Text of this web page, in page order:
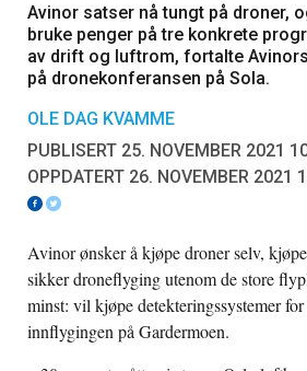
Avinor satser nå tungt på droner,
bruke penger på tre konkrete
av drift og luftrom, fortalte
på dronekonferansen på Sola.
OLE DAG KVAMME
PUBLISERT 25. NOVEMBER 2021
OPPDATERT 26. NOVEMBER 2021
Avinor ønsker å kjøpe droner selv,
sikker droneflyging utenom de store
minst: vil kjøpe detekteringssystemer
innflygingen på Gardermoen.